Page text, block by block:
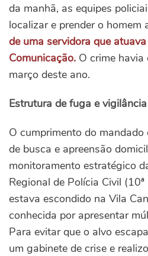
da manhã, as equipes
localizar e prender o homem
de uma servidora que
Comunicação. O crime
março deste ano.
Estrutura de fuga e
O cumprimento do
de busca e apreensão
monitoramento estratégico
Regional de Polícia Civil
estava escondido na Vila
conhecida por apresentar
Para evitar que o alvo
um gabinete de crise e